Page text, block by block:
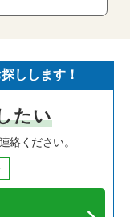
しします！
たい
絡ください。